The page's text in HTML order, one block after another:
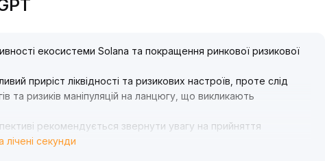
екосистеми Solana та покращення ринкової ризикової
приріст ліквідності та ризикових настроїв, проте слід
та ризиків маніпуляцій на ланцюгу, що викликають
рекомендується звернути увагу на прийняття
уважно слідкувати за динамікою ключових великих тримачів
секунди